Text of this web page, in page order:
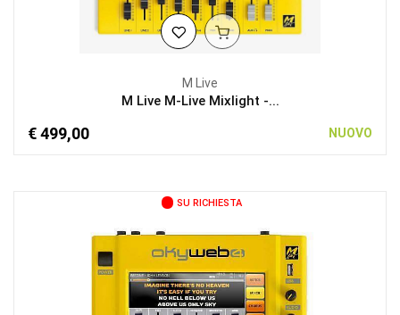
M Live
M Live M-Live Mixlight -...
€ 499,00 NUOVO
SU RICHIESTA